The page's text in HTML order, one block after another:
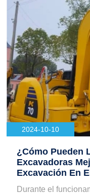
2024-10-10
¿Cómo Pueden
Excavadoras
Excavación En
Durante el